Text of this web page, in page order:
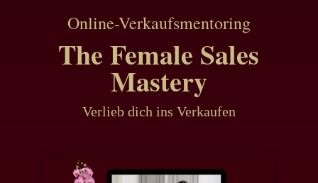
Online-Verkaufsmentoring
The Female Sales
Mastery
Verlieb dich ins Verkaufen